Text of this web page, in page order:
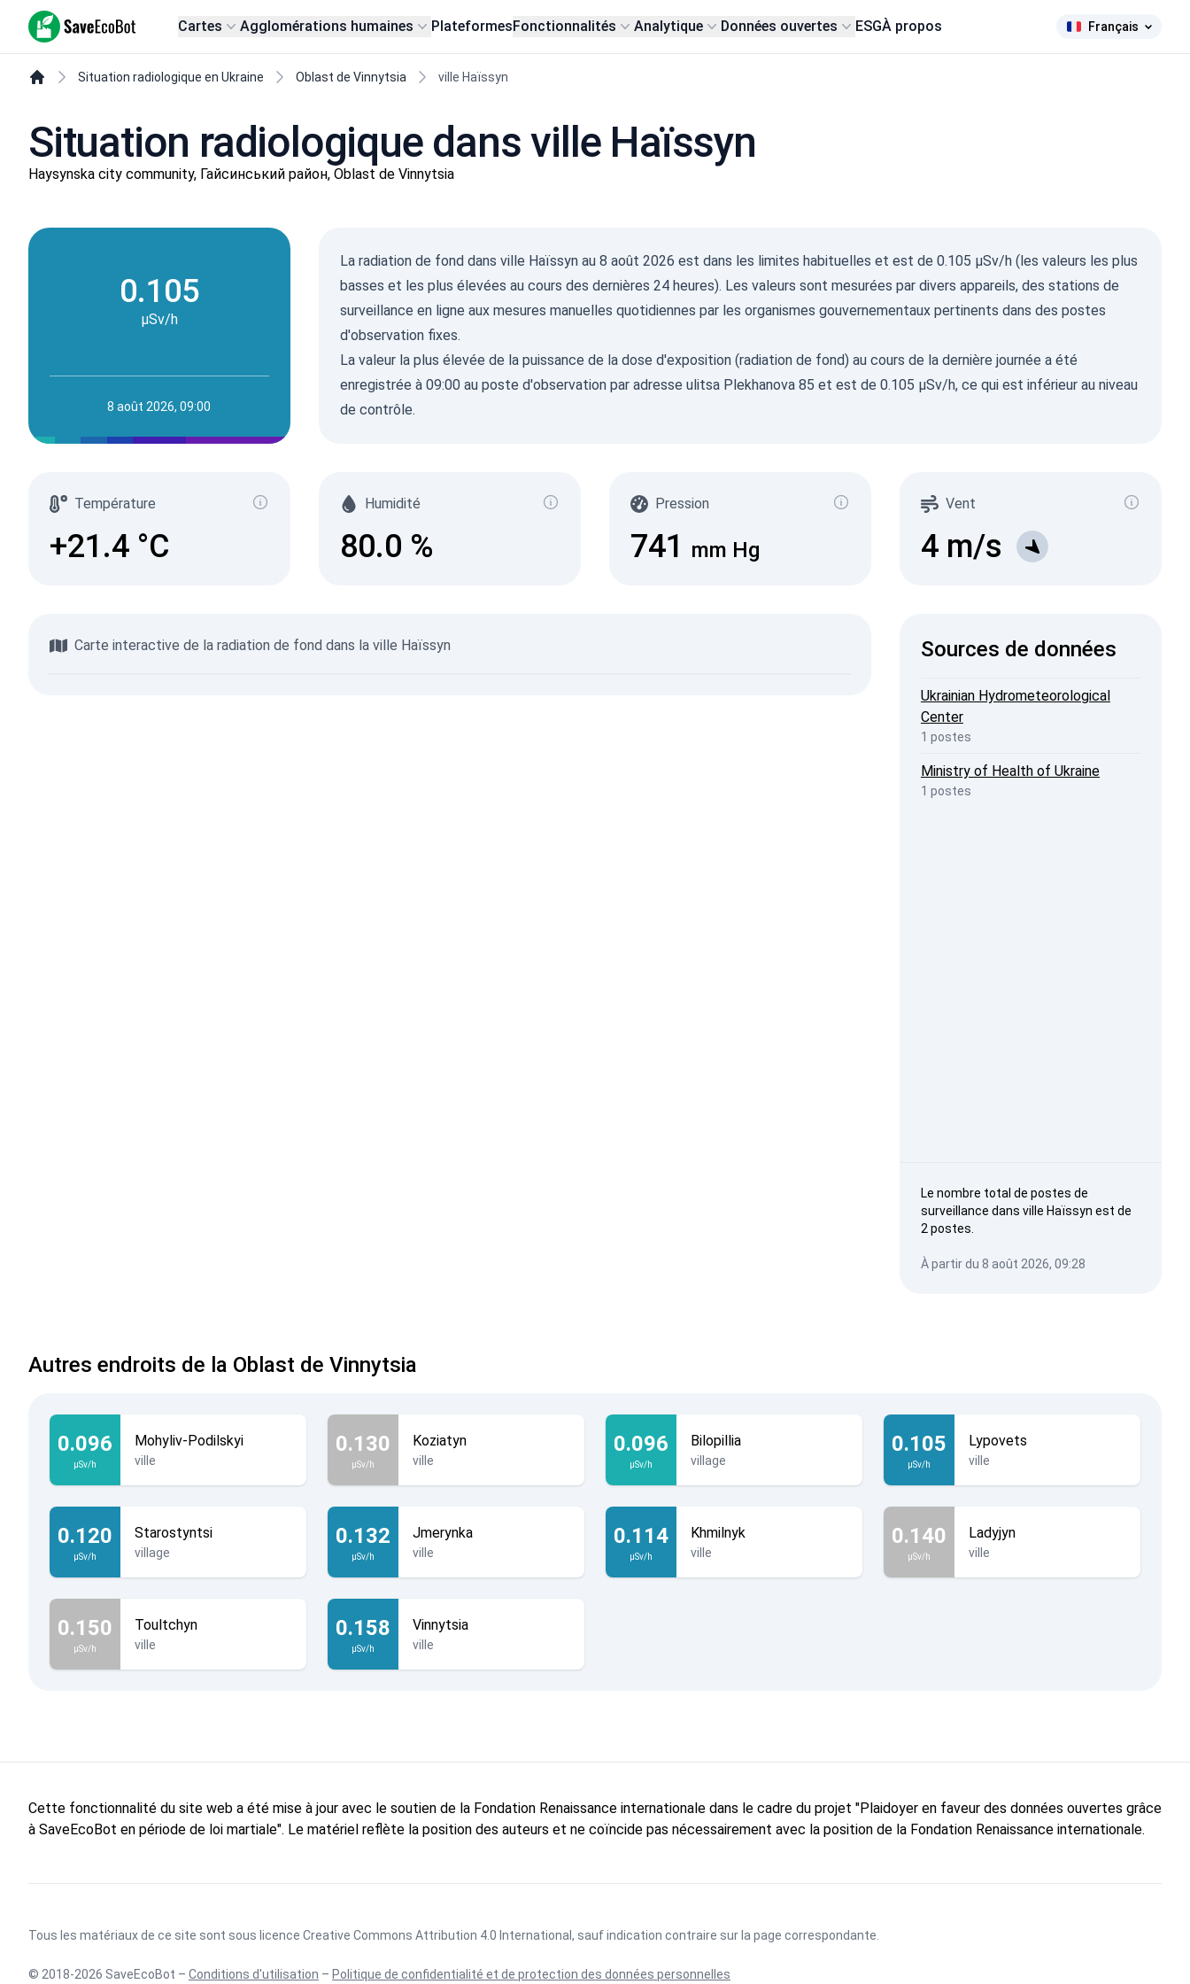
SaveEcoBot Cartes Agglomérations humaines PlateformesFonctionnalités Analytique Données ouvertes ESGÀ propos Français
Situation radiologique en Ukraine Oblast de Vinnytsia ville Haïssyn
Situation radiologique dans ville Haïssyn
Haysynska city community, Гайсинський район, Oblast de Vinnytsia
0.105
µSv/h
8 août 2026, 09:00
La radiation de fond dans ville Haïssyn au 8 août 2026 est dans les limites habituelles et est de 0.105 µSv/h (les valeurs les plus
basses et les plus élevées au cours des dernières 24 heures). Les valeurs sont mesurées par divers appareils, des stations de
surveillance en ligne aux mesures manuelles quotidiennes par les organismes gouvernementaux pertinents dans des postes
d'observation fixes.
La valeur la plus élevée de la puissance de la dose d'exposition (radiation de fond) au cours de la dernière journée a été
enregistrée à 09:00 au poste d'observation par adresse ulitsa Plekhanova 85 et est de 0.105 µSv/h, ce qui est inférieur au niveau
de contrôle.
Température
+21.4 °C
Humidité
80.0 %
Pression
741 mm Hg
Vent
4 m/s
Carte interactive de la radiation de fond dans la ville Haïssyn Sources de données
Ukrainian Hydrometeorological
Center
1 postes
Ministry of Health of Ukraine
1 postes
Le nombre total de postes de
surveillance dans ville Haïssyn est de
2 postes.
À partir du 8 août 2026, 09:28
Autres endroits de la Oblast de Vinnytsia
0.096
µSv/h
Mohyliv-Podilskyi
ville
0.130
µSv/h
Koziatyn
ville
0.096
µSv/h
Bilopillia
village
0.105
µSv/h
Lypovets
ville
0.120
µSv/h
Starostyntsi
village
0.132
µSv/h
Jmerynka
ville
0.114
µSv/h
Khmilnyk
ville
0.140
µSv/h
Ladyjyn
ville
0.150
µSv/h
Toultchyn
ville
0.158
µSv/h
Vinnytsia
ville
Cette fonctionnalité du site web a été mise à jour avec le soutien de la Fondation Renaissance internationale dans le cadre du projet "Plaidoyer en faveur des données ouvertes grâce
à SaveEcoBot en période de loi martiale". Le matériel reflète la position des auteurs et ne coïncide pas nécessairement avec la position de la Fondation Renaissance internationale.
Tous les matériaux de ce site sont sous licence Creative Commons Attribution 4.0 International , sauf indication contraire sur la page correspondante.
© 2018-2026 SaveEcoBot – Conditions d'utilisation – Politique de confidentialité et de protection des données personnelles